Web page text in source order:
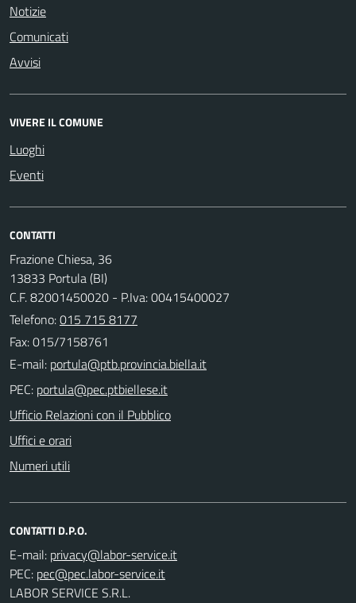
Notizie
Comunicati
Avvisi
VIVERE IL COMUNE
Luoghi
Eventi
CONTATTI
Frazione Chiesa, 36
13833 Portula (BI)
C.F. 82001450020 - P.Iva: 00415400027
Telefono:015 715 8177
Fax: 015/7158761
E-mail:
PEC:
Ufficio Relazioni con il Pubblico
Uffici e orari
Numeri utili
CONTATTI D.P.O.
E-mail:
PEC:
LABOR SERVICE S.R.L.